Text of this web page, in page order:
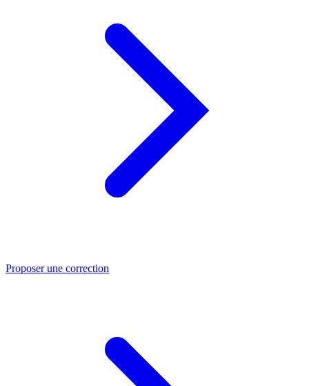
Proposer une correction